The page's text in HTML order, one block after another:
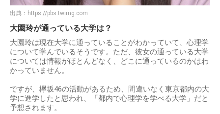
出典： https://pbs.twimg.com
大園玲が通っている大学は？
大園玲は現在大学に通っていることがわかっていて、心理学
について学んでいるそうです。ただ、彼女の通っている大学
については情報がほとんどなく、どこに通っているのかはわ
かっていません。
ですが、欅坂46の活動があるため、間違いなく東京都内の大
学に進学したと思われ、「都内で心理学を学べる大学」だと
予想されます。